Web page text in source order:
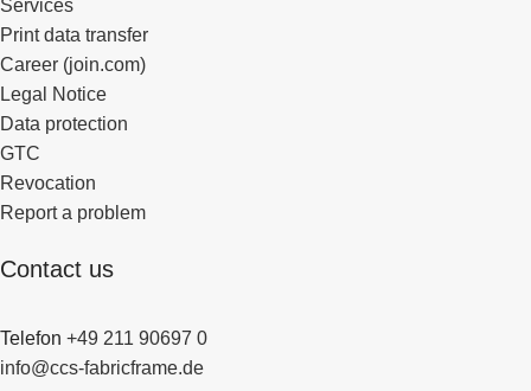
Services
Print data transfer
Career (join.com)
Legal Notice
Data protection
GTC
Revocation
Report a problem
Contact us
Telefon +49 211 90697 0
info@ccs-fabricframe.de